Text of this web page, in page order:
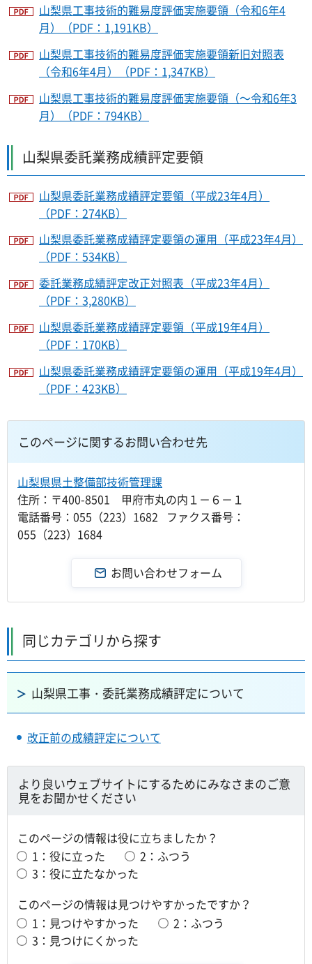
山梨県工事技術的難易度評価実施要領（令和6年4
月）（PDF：1,191KB）
山梨県工事技術的難易度評価実施要領新旧対照表
（令和6年4月）（PDF：1,347KB）
山梨県工事技術的難易度評価実施要領（～令和6年3
月）（PDF：794KB）
山梨県委託業務成績評定要領
山梨県委託業務成績評定要領（平成23年4月）
（PDF：274KB）
山梨県委託業務成績評定要領の運用（平成23年4月）
（PDF：534KB）
委託業務成績評定改正対照表（平成23年4月）
（PDF：3,280KB）
山梨県委託業務成績評定要領（平成19年4月）
（PDF：170KB）
山梨県委託業務成績評定要領の運用（平成19年4月）
（PDF：423KB）
このページに関するお問い合わせ先
山梨県県土整備部技術管理課
住所：〒400-8501 甲府市丸の内１－６－１
電話番号：055（223）1682 ファクス番号：
055（223）1684
同じカテゴリから探す
山梨県工事・委託業務成績評定について
改正前の成績評定について
より良いウェブサイトにするためにみなさまのご意
見をお聞かせください
このページの情報は役に立ちましたか？
1：役に立った
2：ふつう
3：役に立たなかった
このページの情報は見つけやすかったですか？
1：見つけやすかった
2：ふつう
3：見つけにくかった